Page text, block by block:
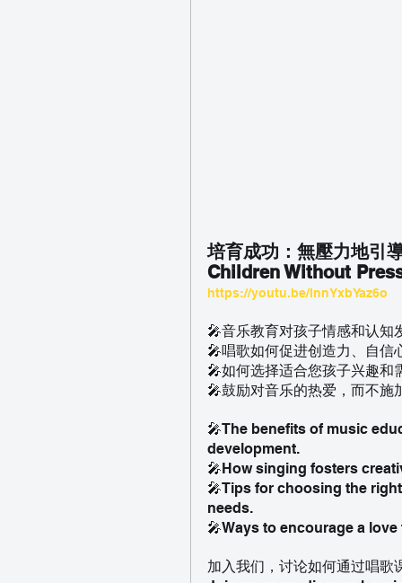
培育成功：無壓力地
Children Without
https://youtu.be/lnnYxbYaz6o
🎤音乐教育对孩子情感和认知
🎤唱歌如何促进创造力、自信
🎤如何选择适合您孩子兴趣和
🎤鼓励对音乐的热爱，而不施
🎤The benefits of music
development.
🎤How singing fosters
🎤Tips for choosing the
needs.
🎤Ways to encourage a
加入我们，讨论如何通过唱歌